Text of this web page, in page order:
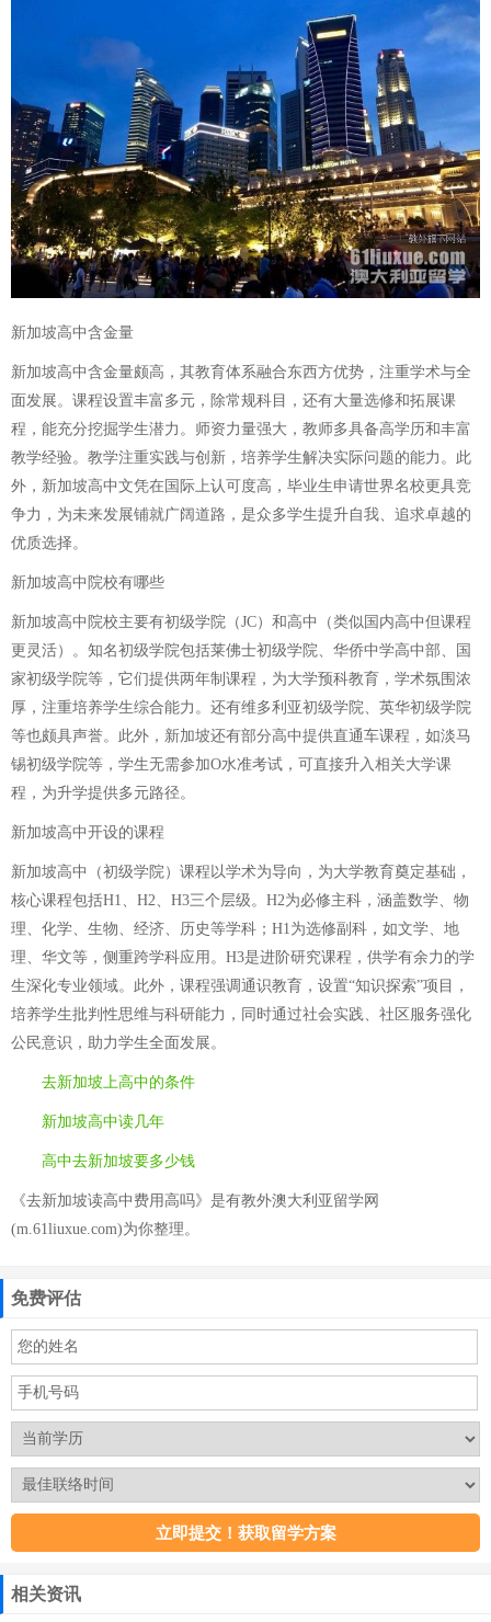
新加坡高中含金量
新加坡高中含金量颇高，其教育体系融合东西方优势，注重学术与全
面发展。课程设置丰富多元，除常规科目，还有大量选修和拓展课
程，能充分挖掘学生潜力。师资力量强大，教师多具备高学历和丰富
教学经验。教学注重实践与创新，培养学生解决实际问题的能力。此
外，新加坡高中文凭在国际上认可度高，毕业生申请世界名校更具竞
争力，为未来发展铺就广阔道路，是众多学生提升自我、追求卓越的
优质选择。
新加坡高中院校有哪些
新加坡高中院校主要有初级学院（JC）和高中（类似国内高中但课程
更灵活）。知名初级学院包括莱佛士初级学院、华侨中学高中部、国
家初级学院等，它们提供两年制课程，为大学预科教育，学术氛围浓
厚，注重培养学生综合能力。还有维多利亚初级学院、英华初级学院
等也颇具声誉。此外，新加坡还有部分高中提供直通车课程，如淡马
锡初级学院等，学生无需参加O水准考试，可直接升入相关大学课
程，为升学提供多元路径。
新加坡高中开设的课程
新加坡高中（初级学院）课程以学术为导向，为大学教育奠定基础，
核心课程包括H1、H2、H3三个层级。H2为必修主科，涵盖数学、物
理、化学、生物、经济、历史等学科；H1为选修副科，如文学、地
理、华文等，侧重跨学科应用。H3是进阶研究课程，供学有余力的学
生深化专业领域。此外，课程强调通识教育，设置“知识探索”项目，
培养学生批判性思维与科研能力，同时通过社会实践、社区服务强化
公民意识，助力学生全面发展。
去新加坡上高中的条件
新加坡高中读几年
高中去新加坡要多少钱
《去新加坡读高中费用高吗》是有教外澳大利亚留学网
(m.61liuxue.com)为你整理。
免费评估
相关资讯